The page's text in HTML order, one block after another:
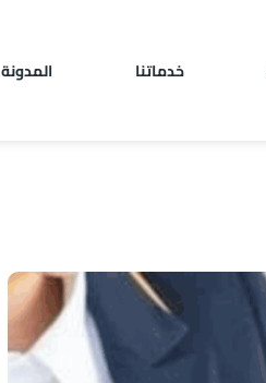
خدماتنا المدونة